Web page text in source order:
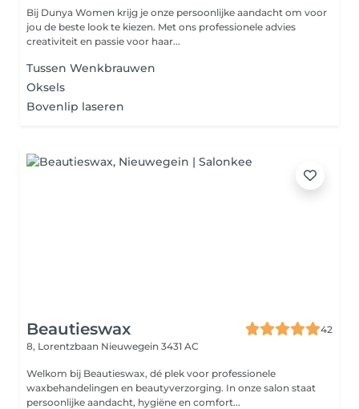
Bij Dunya Women krijg je onze persoonlijke aandacht om voor
jou de beste look te kiezen. Met ons professionele advies
creativiteit en passie voor haar...
Tussen Wenkbrauwen
Oksels
Bovenlip laseren
Beautieswax
42
8, Lorentzbaan Nieuwegein 3431 AC
Welkom bij Beautieswax, dé plek voor professionele
waxbehandelingen en beautyverzorging. In onze salon staat
persoonlijke aandacht, hygiëne en comfort...